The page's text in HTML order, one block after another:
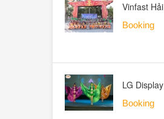
Vinfast
ALO TOUR
Booking
LG
PMP 29/
Booking